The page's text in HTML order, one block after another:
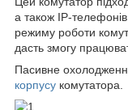
а також IP-
режиму роботи
дасть змогу
Пасивне
корпусу комутатора.